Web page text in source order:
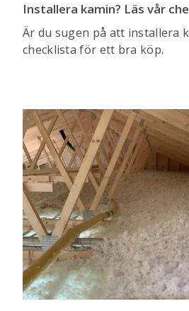
Installera kamin? Läs vår
Är du sugen på att installera
checklista för ett bra köp.